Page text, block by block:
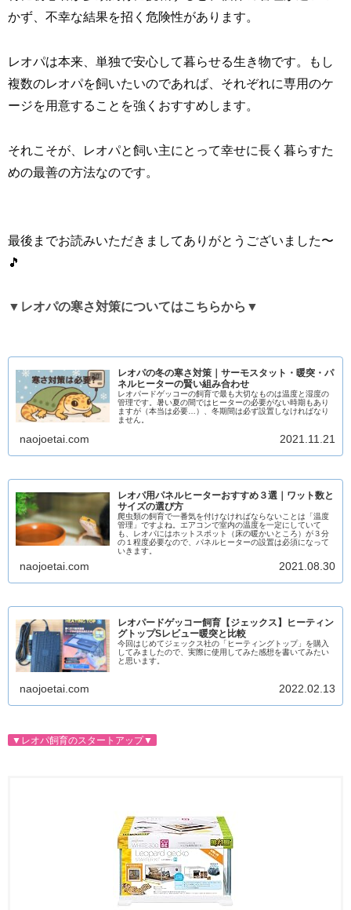
かず、不幸な結果を招く危険性があります。
レオパは本来、単独で安心して暮らせる生き物です。もし
複数のレオパを飼いたいのであれば、それぞれに専用のケ
ージを用意することを強くおすすめします。
それこそが、レオパと飼い主にとって幸せに長く暮らすた
めの最善の方法なのです。
最後までお読みいただきましてありがとうございました〜
🎵
▼レオパの寒さ対策についてはこちらから▼
レオパの冬の寒さ対策｜サーモスタット・暖突・パ
ネルヒーターの賢い組み合わせ
レオパードゲッコーの飼育で最も大切なものは温度と湿度の
管理です。暑い夏の間ではヒーターの必要がない時期もあり
ますが（本当は必要…）、冬期間は必ず設置しなければなり
ません。
naojoetai.com 2021.11.21
レオパ用パネルヒーターおすすめ３選｜ワット数と
サイズの選び方
爬虫類の飼育で一番気を付けなければならないことは「温度
管理」ですよね。エアコンで室内の温度を一定にしていて
も、レオパにはホットスポット（床の暖かいところ）が３分
の１程度必要なので、パネルヒーターの設置は必須になって
いきます。
naojoetai.com 2021.08.30
レオパードゲッコー飼育【ジェックス】ヒーティン
グトップSレビュー暖突と比較
今回はじめてジェックス社の「ヒーティングトップ」を購入
してみましたので、実際に使用してみた感想を書いてみたい
と思います。
naojoetai.com 2022.02.13
▼レオパ飼育のスタートアップ▼